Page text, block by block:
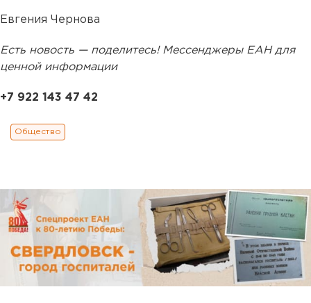
Евгения Чернова
Есть новость — поделитесь! Мессенджеры ЕАН для
ценной информации
+7 922 143 47 42
Общество